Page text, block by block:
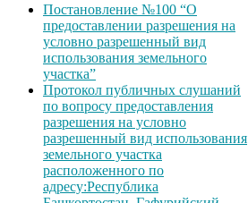
Постановление №100 “О
предоставлении разрешения на
условно разрешенный вид
использования земельного
участка”
Протокол публичных слушаний
по вопросу предоставления
разрешения на условно
разрешенный вид использования
земельного участка
расположенного по
адресу:Республика